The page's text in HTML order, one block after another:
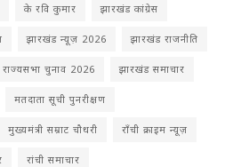
के रवि कुमार झारखंड कांग्रेस
झारखंड न्यूज़ 2026 झारखंड राजनीति
चुनाव 2026 झारखंड समाचार
मतदाता सूची पुनरीक्षण
मुख्यमंत्री सम्राट चौधरी राँची क्राइम न्यूज़
रांची समाचार